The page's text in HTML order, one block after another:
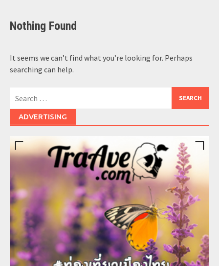
Nothing Found
It seems we can’t find what you’re looking for. Perhaps
searching can help.
ADVERTISING